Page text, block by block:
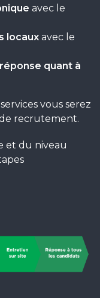
avec le
locaux avec le
réponse quant à
vous serez
recrutement.
et du niveau